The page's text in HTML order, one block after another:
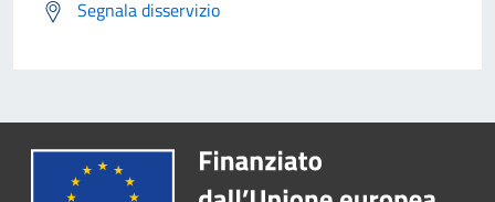
Segnala disservizio